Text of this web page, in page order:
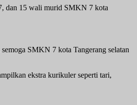
dan 15 wali murid SMKN 7 kota
SMKN 7 kota Tangerang selatan
ekstra kurikuler seperti tari,